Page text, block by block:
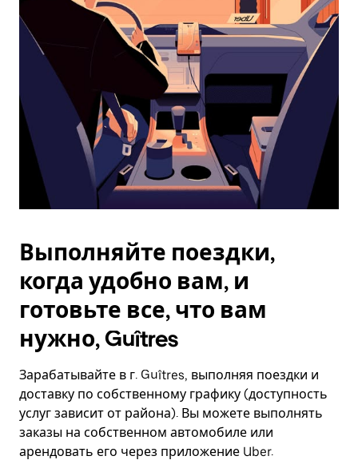
Esc.
Выполняйте поездки,
когда удобно вам, и
готовьте все, что вам
нужно, Guîtres
Зарабатывайте в г. Guîtres, выполняя поездки и
доставку по собственному графику (доступность
услуг зависит от района). Вы можете выполнять
заказы на собственном автомобиле или
арендовать его через приложение Uber.